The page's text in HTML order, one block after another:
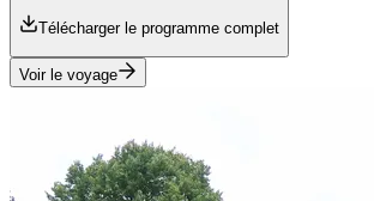
Télécharger le programme complet
Voir le voyage